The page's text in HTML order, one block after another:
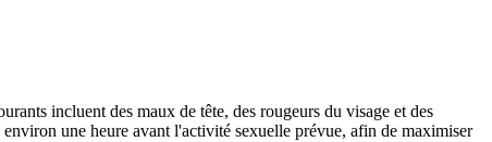
incluent des maux de tête, des rougeurs du visage et des
une heure avant l'activité sexuelle prévue, afin de maximiser